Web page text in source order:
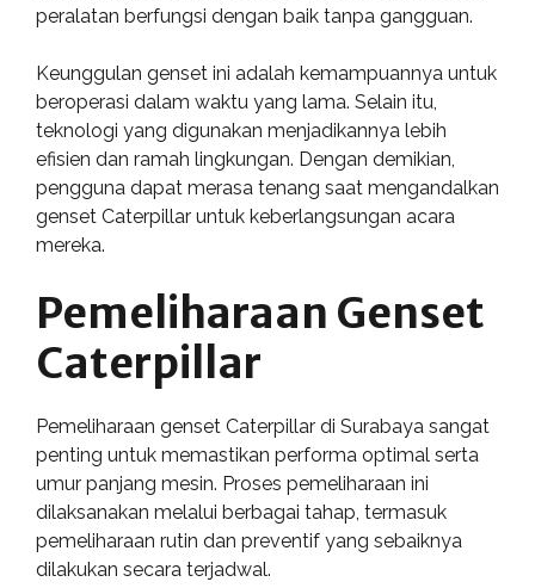
peralatan berfungsi dengan baik tanpa gangguan.
Keunggulan genset ini adalah kemampuannya untuk
beroperasi dalam waktu yang lama. Selain itu,
teknologi yang digunakan menjadikannya lebih
efisien dan ramah lingkungan. Dengan demikian,
pengguna dapat merasa tenang saat mengandalkan
genset Caterpillar untuk keberlangsungan acara
mereka.
Pemeliharaan Genset
Caterpillar
Pemeliharaan genset Caterpillar di Surabaya sangat
penting untuk memastikan performa optimal serta
umur panjang mesin. Proses pemeliharaan ini
dilaksanakan melalui berbagai tahap, termasuk
pemeliharaan rutin dan preventif yang sebaiknya
dilakukan secara terjadwal.